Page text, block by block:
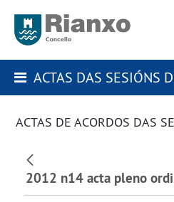
ACTAS DAS SESIÓNS